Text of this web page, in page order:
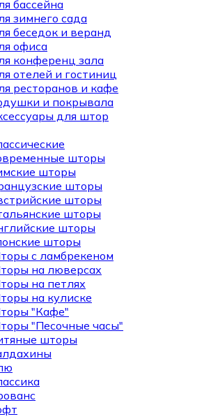
бассейна
зимнего сада
беседок и веранд
офиса
конференц зала
отелей и гостиниц
ресторанов и кафе
и покрывала
для штор
шторы
шторы
шторы
шторы
шторы
шторы
шторы
с ламбрекеном
на люверсах
на петлях
на кулиске
"Кафе"
"Песочные часы"
шторы